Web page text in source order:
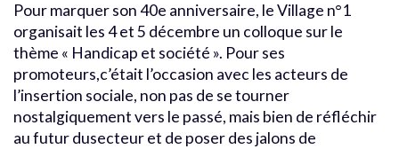
Pour marquer son 40e anniversaire, le Village n°1
organisait les 4 et 5 décembre un colloque sur le
thème « Handicap et société ». Pour ses
promoteurs,c’était l’occasion avec les acteurs de
l’insertion sociale, non pas de se tourner
nostalgiquement vers le passé, mais bien de réfléchir
au futur dusecteur et de poser des jalons de